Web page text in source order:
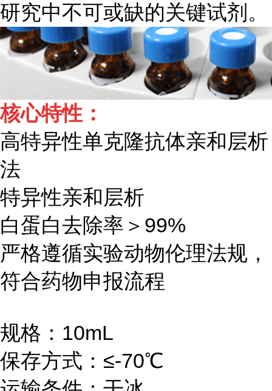
研究中不可或缺的关键试剂。
核心特性：
高特异性单克隆抗体亲和层析
法
特异性亲和层析
白蛋白去除率＞99%
严格遵循实验动物伦理法规，
符合药物申报流程
规格：10mL
保存方式：≤-70℃